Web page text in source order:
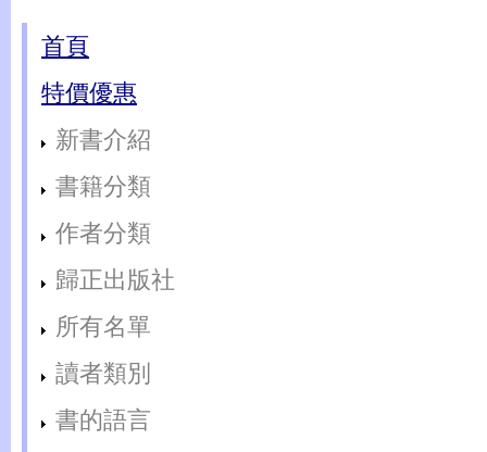
首頁
特價優惠
新書介紹
書籍分類
作者分類
歸正出版社
所有名單
讀者類別
書的語言